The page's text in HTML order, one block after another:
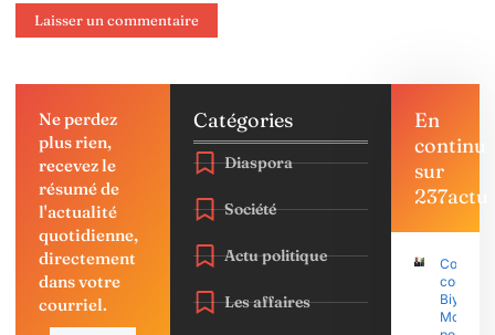
Ne perdez
plus rien,
recevez le
résumé de
l'actualité
quotidienne,
directement
dans votre
courriel.
Catégories
Diaspora
Société
Actu politique
Les affaires
En
continu
sur
237actu
Coup
contre
Biya :